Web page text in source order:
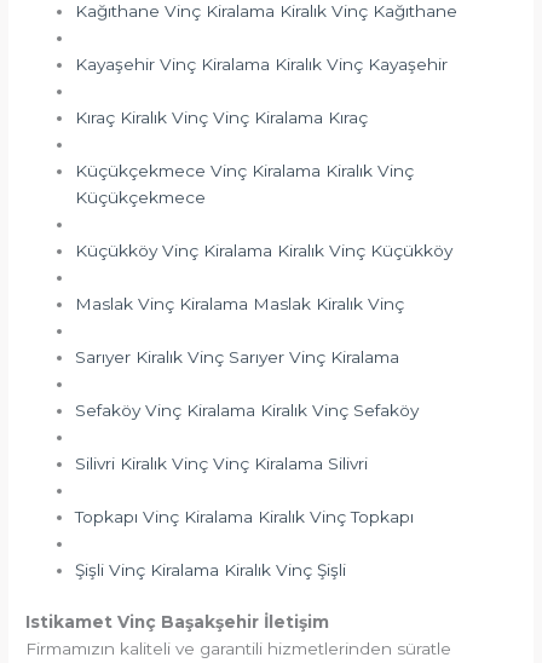
Kağıthane Vinç Kiralama Kiralık Vinç Kağıthane
Kayaşehir Vinç Kiralama Kiralık Vinç Kayaşehir
Kıraç Kiralık Vinç Vinç Kiralama Kıraç
Küçükçekmece Vinç Kiralama Kiralık Vinç
Küçükçekmece
Küçükköy Vinç Kiralama Kiralık Vinç Küçükköy
Maslak Vinç Kiralama Maslak Kiralık Vinç
Sarıyer Kiralık Vinç Sarıyer Vinç Kiralama
Sefaköy Vinç Kiralama Kiralık Vinç Sefaköy
Silivri Kiralık Vinç Vinç Kiralama Silivri
Topkapı Vinç Kiralama Kiralık Vinç Topkapı
Şişli Vinç Kiralama Kiralık Vinç Şişli
Istikamet Vinç Başakşehir İletişim
Firmamızın kaliteli ve garantili hizmetlerinden süratle